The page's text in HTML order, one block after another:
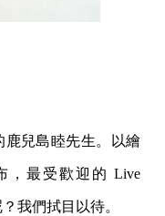
鹿兒島睦先生。以繪
，最受歡迎的 Live
我們拭目以待。